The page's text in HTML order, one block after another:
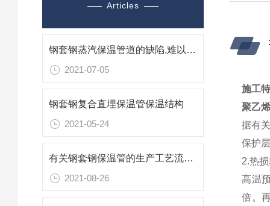
Articles
钢套钢蒸汽保温管道的缺陷,难以解决泄露的热气
2021-07-05
钢套钢复合直埋保温管保温结构
2021-05-24
有关钢套钢保温管的生产工艺流程详解
2021-08-26
施工
聚乙
据有
保护
2.热
高温
倍。